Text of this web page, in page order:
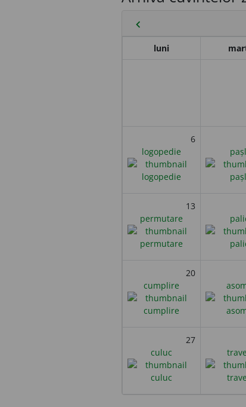
chevron_left
luni
6
logopedie
13
permutare
20
cumplire
27
culuc